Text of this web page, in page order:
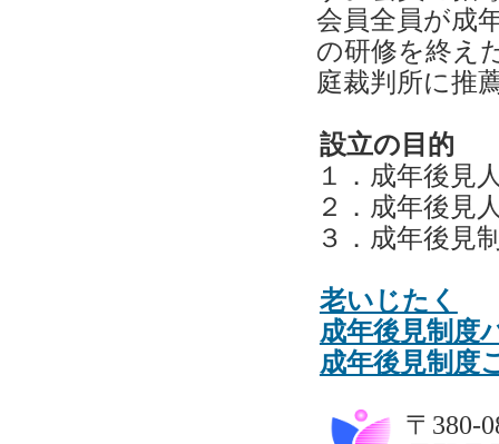
会員全員が成
の研修を終え
庭裁判所に推
設立の目的
１．成年後見
２．成年後見
３．成年後見
老いじたく
成年後見制度
成年後見制度
〒380-